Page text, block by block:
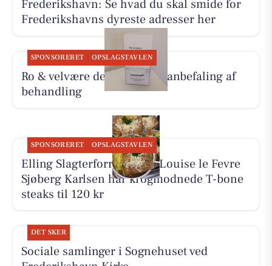
Frederikshavn: Se hvad du skal smide for
Frederikshavns dyreste adresser her
SPONSORERET OPSLAGSTAVLEN
Ro & velvære deler Hennys anbefaling af
behandling
SPONSORERET OPSLAGSTAVLEN
Elling Slagterforretning v/Louise le Fevre
Sjøberg Karlsen har krogmodnede T-bone
steaks til 120 kr
DET SKER
Sociale samlinger i Sognehuset ved